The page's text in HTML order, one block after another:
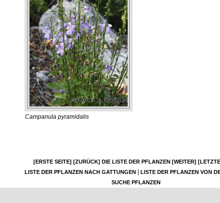
Campanula pyramidalis
[ERSTE SEITE] [ZURÜCK] DIE LISTE DER PFLANZEN [WEITER]
LISTE DER PFLANZEN NACH GATTUNGEN
LISTE DER PFLANZEN VON
SUCHE PFLANZEN